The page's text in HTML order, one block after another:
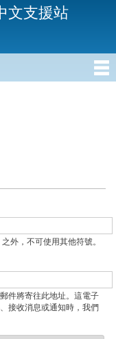
文支援站
外，不可使用其他符號。
件將寄往此地址。這電子
接收消息或通知時，我們